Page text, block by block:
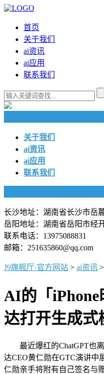
首页
关于我们
ai资讯
ai应用
联系我们
关于我们
ai资讯
ai应用
联系我们
长沙地址：湖南省长沙市岳
岳阳地址：湖南省岳阳市经
联系电话：13975088831
邮箱：251635860@qq.com
J9旗舰厅·官方网站 > ai资讯 >
AI的「
达打开生成式
最近爆红的ChatGPT也离
达CEO黄仁勋在GTC演讲中
仁勋亲手将附有自己签名与